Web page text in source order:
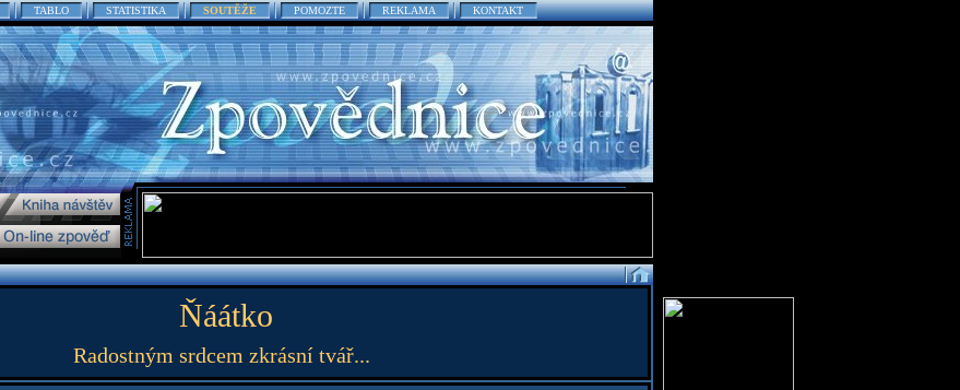
TABLO STATISTIKA SOUTĚŽE POMOZTE REKLAMA KONTAKT
Ňáátko
Radostným srdcem zkrásní tvář...